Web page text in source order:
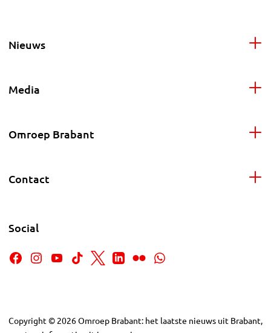
Nieuws
Media
Omroep Brabant
Contact
Social
Copyright © 2026Omroep Brabant: het laatste nieuws uit Brabant,